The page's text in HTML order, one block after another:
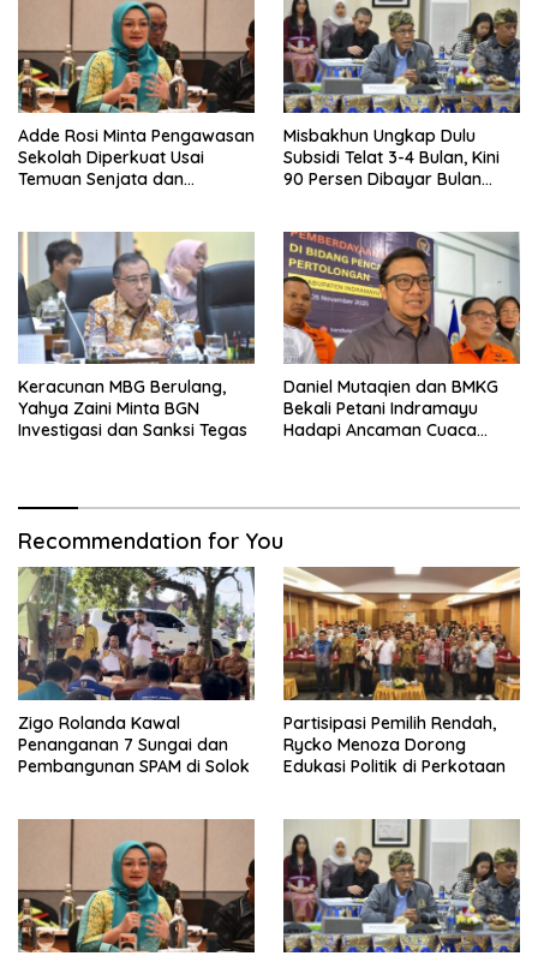
Adde Rosi Minta Pengawasan
Sekolah Diperkuat Usai
Temuan Senjata dan
Misbakhun Ungkap Dulu
Subsidi Telat 3-4 Bulan, Kini
90 Persen Dibayar Bulan
Keracunan MBG Berulang,
Yahya Zaini Minta BGN
Investigasi dan Sanksi Tegas
Daniel Mutaqien dan BMKG
Bekali Petani Indramayu
Hadapi Ancaman Cuaca
Recommendation for You
Zigo Rolanda Kawal
Penanganan 7 Sungai dan
Pembangunan SPAM di Solok
Partisipasi Pemilih Rendah,
Rycko Menoza Dorong
Edukasi Politik di Perkotaan